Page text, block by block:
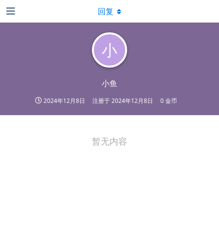
小
小鱼
2024年12月8日 注册于2024年12月8日 0 金币
回复
暂无内容